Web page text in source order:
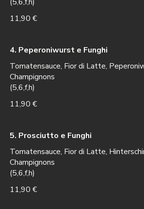
11,90 €
4. Peperoniwurst e Funghi
Tomatensauce, Fior di Latte,
Champignons
(5,6,f,h)
11,90 €
5. Prosciutto e Funghi
Tomatensauce, Fior di Latte,
Champignons
(5,6,f,h)
11,90 €